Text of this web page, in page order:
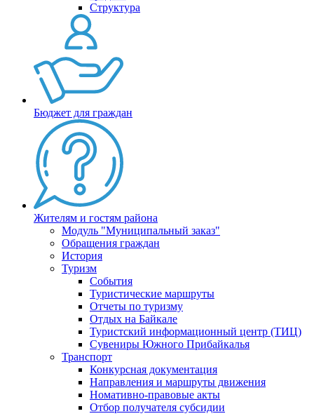
Структура
Бюджет для граждан
Жителям и гостям района
Модуль "Муниципальный заказ"
Обращения граждан
История
Туризм
События
Туристические маршруты
Отчеты по туризму
Отдых на Байкале
Туристский информационный центр (ТИЦ)
Сувениры Южного Прибайкалья
Транспорт
Конкурсная документация
Направления и маршруты движения
Номативно-правовые акты
Отбор получателя субсидии